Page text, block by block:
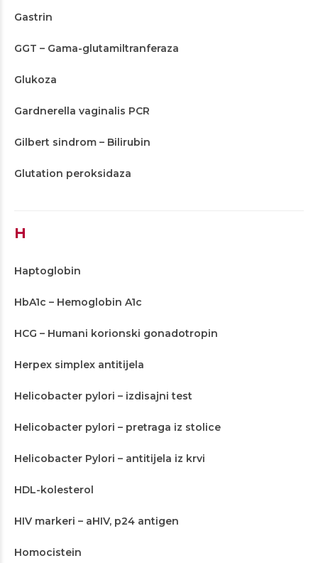
Gastrin
GGT – Gama-glutamiltranferaza
Glukoza
Gardnerella vaginalis PCR
Gilbert sindrom – Bilirubin
Glutation peroksidaza
H
Haptoglobin
HbA1c – Hemoglobin A1c
HCG – Humani korionski gonadotropin
Herpex simplex antitijela
Helicobacter pylori – izdisajni test
Helicobacter pylori – pretraga iz stolice
Helicobacter Pylori – antitijela iz krvi
HDL-kolesterol
HIV markeri – aHIV, p24 antigen
Homocistein